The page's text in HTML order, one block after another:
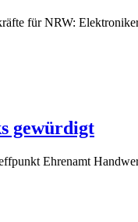
für NRW:
gewürdigt
Ehrenamt